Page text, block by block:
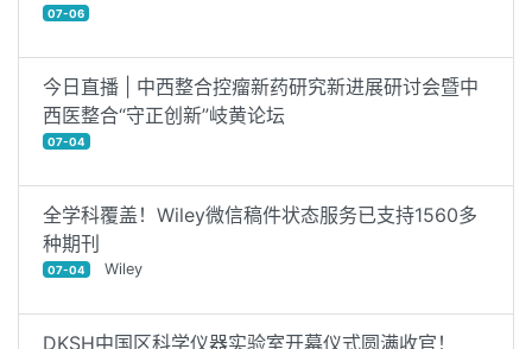
07-06
今日直播 | 中西整合控瘤新药研究新进展研讨会暨中
西医整合“守正创新”岐黄论坛
07-04
全学科覆盖！Wiley微信稿件状态服务已支持1560多
种期刊
07-04 Wiley
DKSH中国区科学仪器实验室开幕仪式圆满收官！